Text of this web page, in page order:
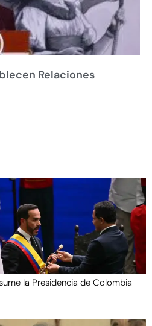
Relaciones
la Presidencia de Colombia